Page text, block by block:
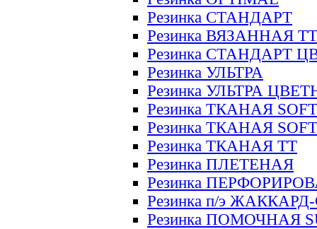
Резинка СТАНДАРТ
Резинка ВЯЗАННАЯ ТТ
Резинка СТАНДАРТ
Резинка УЛЬТРА
Резинка УЛЬТРА
Резинка ТКАНАЯ SOFT
Резинка ТКАНАЯ
Резинка ТКАНАЯ ТТ
Резинка ПЛЕТЕНАЯ
Резинка
Резинка п/э
Резинка ПОМОЧНАЯ